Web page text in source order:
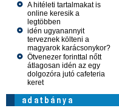
A hitéleti tartalmakat is
online keresik a
legtöbben
idén ugyanannyit
terveznek költeni a
magyarok karácsonykor?
Ötvenezer forinttal nőtt
átlagosan idén az egy
dolgozóra jutó cafeteria
keret